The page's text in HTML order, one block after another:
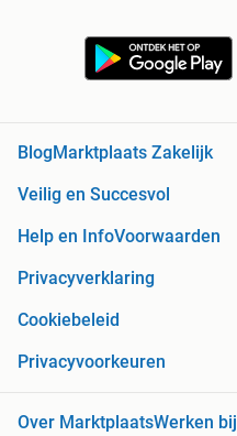
BlogMarktplaats Zakelijk
Veilig en Succesvol
Help en InfoVoorwaarden
Privacyverklaring
Cookiebeleid
Privacyvoorkeuren
Over MarktplaatsWerken bij